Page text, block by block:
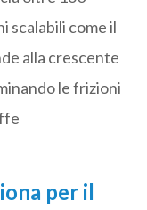
scalabili come il
alla crescente
le frizioni
per il